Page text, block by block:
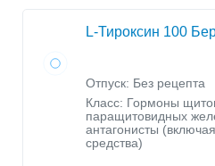
L-Тироксин 100
Отпуск: Без рецепта
Класс: Гормоны
паращитовидных
антагонисты
средства)